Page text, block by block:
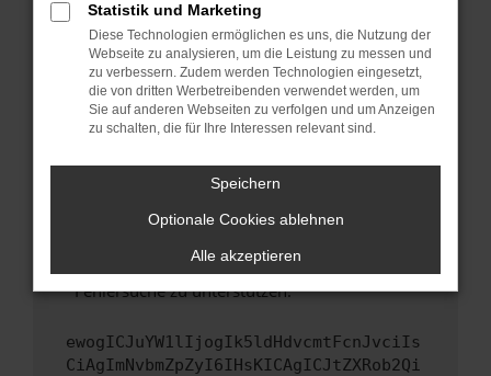
Betriebssystem auf dem neuesten Stand
sind.
Veraltete Software birgt nicht nur ein
Sicherheitsrisiko, sondern kann auch dazu
führen, dass bestimmte Funktionen nicht mehr
unterstützt werden.
Wende dich an den Webseitenbetreiber.
Wenn du alle oben genannten Schritte versucht
hast, kontaktiere uns bitte. Wir werden
uns diesen Text schicken, um uns bei der
Fehlersuche zu unterstützen:
ewogICJuYW1lIjogIk5ldHdvcmtFcnJvciIs
CiAgImNvbmZpZyI6IHsKICAgICJtZXRob2Qi
Statistik und Marketing
Diese Technologien ermöglichen es uns, die Nutzung der
Webseite zu analysieren, um die Leistung zu messen und
zu verbessern. Zudem werden Technologien eingesetzt,
die von dritten Werbetreibenden verwendet werden, um
Sie auf anderen Webseiten zu verfolgen und um Anzeigen
zu schalten, die für Ihre Interessen relevant sind.
Speichern
Optionale Cookies ablehnen
Alle akzeptieren